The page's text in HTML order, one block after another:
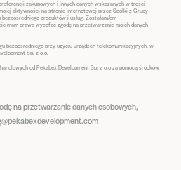
zakupowych i innych danych wskazanych w treści
aktywności na stronie internetowej przez Spółki z Grupy
produktów i usług. Zostałam/em
mam prawo wycofać zgodę na przetwarzanie moich danych
bezpośredniego przy użyciu urządzeń telekomunikacyjnych, w
Sp. z o.o.
od Pekabex Development Sp. z o.o za pomocą środków
na przetwarzanie danych osobowych,